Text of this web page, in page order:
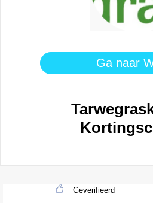
Ga naar
Geverifieerd